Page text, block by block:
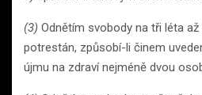
(3) Odnětím svobody na tři léta
potrestán, způsobí-li činem
újmu na zdraví nejméně dvou